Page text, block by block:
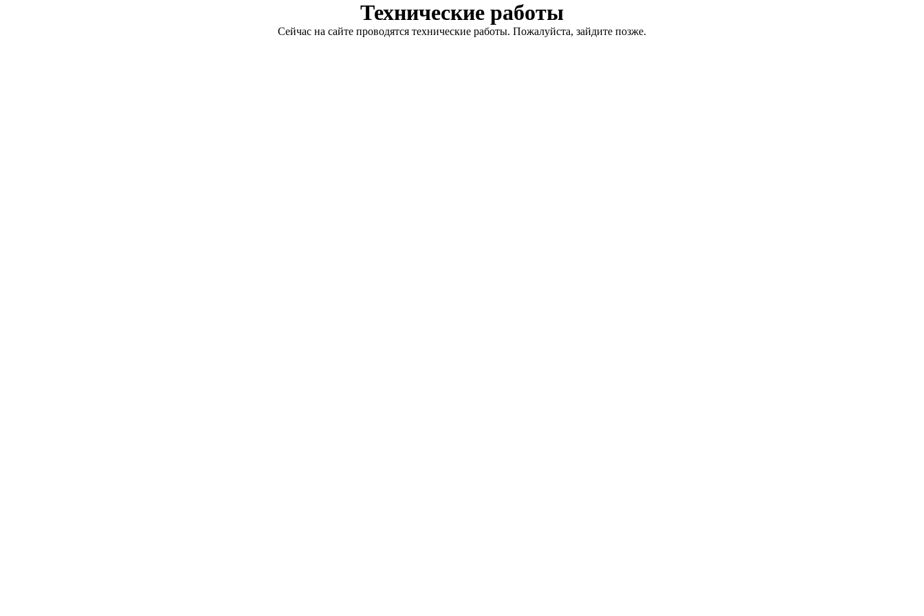
Технические работы
Сейчас на сайте проводятся технические работы. Пожалуйста, зайдите позже.